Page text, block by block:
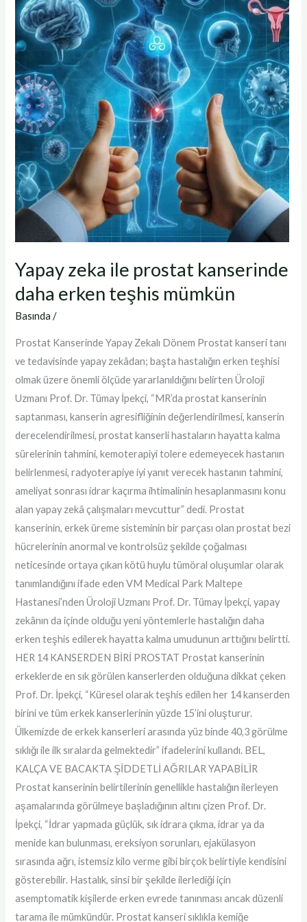
Yapay zeka ile prostat kanserinde
daha erken teşhis mümkün
Basında /
Prostat Kanserinde Yapay Zekalı Dönem Prostat kanseri tanı
ve tedavisinde yapay zekâdan; başta hastalığın erken teşhisi
olmak üzere önemli ölçüde yararlanıldığını belirten Üroloji
Uzmanı Prof. Dr. Tümay İpekçi, “MR’da prostat kanserinin
saptanması, kanserin agresifliğinin değerlendirilmesi, kanserin
derecelendirilmesi, prostat kanserli hastaların hayatta kalma
sürelerinin tahmini, kemoterapiyi tolere edemeyecek hastanın
belirlenmesi, radyoterapiye iyi yanıt verecek hastanın tahmini,
ameliyat sonrası idrar kaçırma ihtimalinin hesaplanmasını konu
alan yapay zekâ çalışmaları mevcuttur” dedi. Prostat
kanserinin, erkek üreme sisteminin bir parçası olan prostat bezi
hücrelerinin anormal ve kontrolsüz şekilde çoğalması
neticesinde ortaya çıkan kötü huylu tümöral oluşumlar olarak
tanımlandığını ifade eden VM Medical Park Maltepe
Hastanesi’nden Üroloji Uzmanı Prof. Dr. Tümay İpekçi, yapay
zekânın da içinde olduğu yeni yöntemlerle hastalığın daha
erken teşhis edilerek hayatta kalma umudunun arttığını belirtti.
HER 14 KANSERDEN BİRİ PROSTAT Prostat kanserinin
erkeklerde en sık görülen kanserlerden olduğuna dikkat çeken
Prof. Dr. İpekçi, “Küresel olarak teşhis edilen her 14 kanserden
birini ve tüm erkek kanserlerinin yüzde 15’ini oluşturur.
Ülkemizde de erkek kanserleri arasında yüz binde 40,3 görülme
sıklığı ile ilk sıralarda gelmektedir” ifadelerini kullandı. BEL,
KALÇA VE BACAKTA ŞİDDETLİ AĞRILAR YAPABİLİR
Prostat kanserinin belirtilerinin genellikle hastalığın ilerleyen
aşamalarında görülmeye başladığının altını çizen Prof. Dr.
İpekçi, “İdrar yapmada güçlük, sık idrara çıkma, idrar ya da
menide kan bulunması, ereksiyon sorunları, ejakülasyon
sırasında ağrı, istemsiz kilo verme gibi birçok belirtiyle kendisini
gösterebilir. Hastalık, sinsi bir şekilde ilerlediği için
asemptomatik kişilerde erken evrede tanınması ancak düzenli
tarama ile mümkündür. Prostat kanseri sıklıkla kemiğe
ile
prostat
kanserinde
daha
erken
teşhis
mümkün